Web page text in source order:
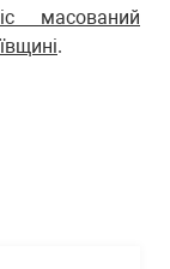
масований
.